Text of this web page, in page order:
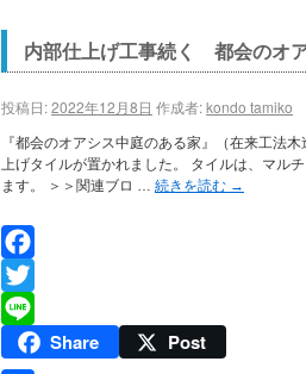
内部仕上げ工事続く 都会のオ
投稿日:2022年12月8日 作成者:kondo tamiko
『都会のオアシス中庭のある家』（在来工法
上げタイルが置かれました。 タイルは、マル
ます。 ＞＞関連ブロ … 続きを読む →
Facebook
Twitter
Line
Share Post